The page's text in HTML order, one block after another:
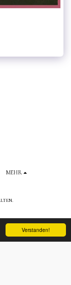
Verstanden!
MEHR